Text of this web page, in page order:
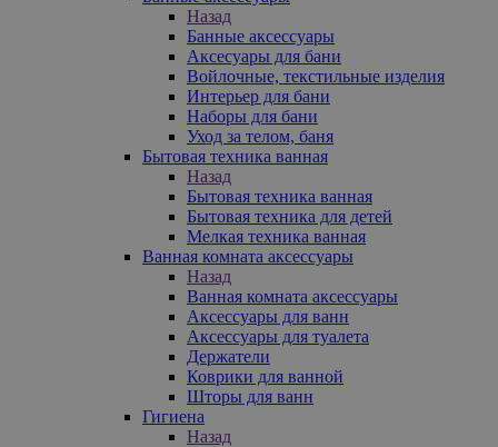
Назад
Банные аксессуары
Аксесуары для бани
Войлочные, текстильные изделия
Интерьер для бани
Наборы для бани
Уход за телом, баня
Бытовая техника ванная
Назад
Бытовая техника ванная
Бытовая техника для детей
Мелкая техника ванная
Ванная комната аксессуары
Назад
Ванная комната аксессуары
Аксессуары для ванн
Аксессуары для туалета
Держатели
Коврики для ванной
Шторы для ванн
Гигиена
Назад